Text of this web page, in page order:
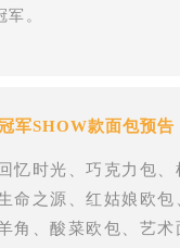
。
军SHOW款面包预告
忆时光、巧克力包、
命之源、红姑娘欧包
角、酸菜欧包、艺